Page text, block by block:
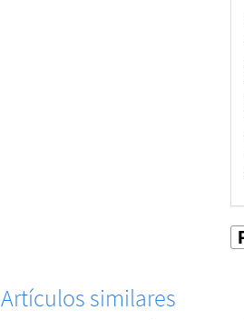
Artículos similares